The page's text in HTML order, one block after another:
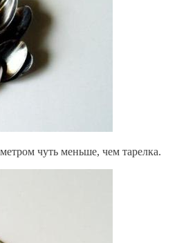
чуть меньше, чем тарелка.